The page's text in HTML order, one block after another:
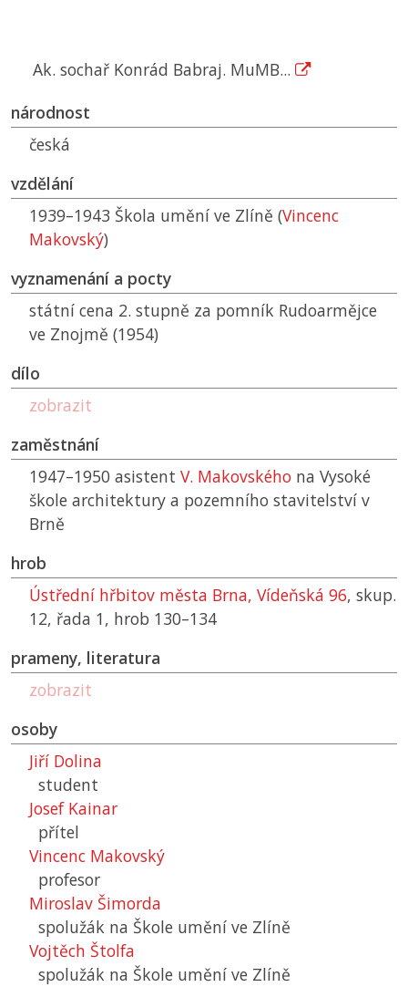
Ak. sochař Konrád Babraj. MuMB...
národnost
česká
vzdělání
1939–1943 Škola umění ve Zlíně (Vincenc
Makovský)
vyznamenání a pocty
státní cena 2. stupně za pomník Rudoarmějce
ve Znojmě (1954)
dílo
zobrazit
zaměstnání
1947–1950 asistent V. Makovského na Vysoké
škole architektury a pozemního stavitelství v
Brně
hrob
Ústřední hřbitov města Brna, Vídeňská 96, skup.
12, řada 1, hrob 130–134
prameny, literatura
zobrazit
osoby
Jiří Dolina
student
Josef Kainar
přítel
Vincenc Makovský
profesor
Miroslav Šimorda
spolužák na Škole umění ve Zlíně
Vojtěch Štolfa
spolužák na Škole umění ve Zlíně